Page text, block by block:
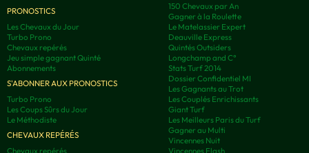
PRONOSTICS
Les Chevaux du Jour
Turbo Prono
Chevaux repérés
Jeu simple gagnant Quinté
Abonnements
S'ABONNER AUX PRONOSTICS
Turbo Prono
Les Coups Sûrs du Jour
Le Méthodiste
CHEVAUX REPÉRÉS
Chevaux repérés
150 Chevaux par An
Gagner à la Roulette
Le Matelassier Expert
Deauville Express
Quintés Outsiders
Longchamp and C°
Stats Turf 2014
Dossier Confidentiel MI
Les Gagnants au Trot
Les Couplés Enrichissants
Giant Turf
Les Meilleurs Paris du Turf
Gagner au Multi
Vincennes Nuit
Vincennes Flash